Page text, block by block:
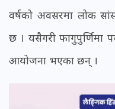
वर्षको अवसरमा लोक
छ । यसैगरी फागुपुर्णिमा
आयोजना भएका छन् ।